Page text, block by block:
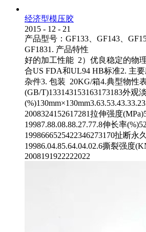
经济型模压胶
2015 - 12 - 21
产品型号：GF133、GF143、
GF1831. 产品
好的加工性能 2）优良稳定的物
合US FDA和UL94 HB标准2. 主
杂件3. 包装 20KG/箱4.典型物性
(GB/T)133143153163173183外观
2008324152617281拉伸强度
19987.88.08.88.27.77.8伸长率
1998666525422346273170扯断永
19986.04.85.64.04.02.6撕裂强度
2008191922222022